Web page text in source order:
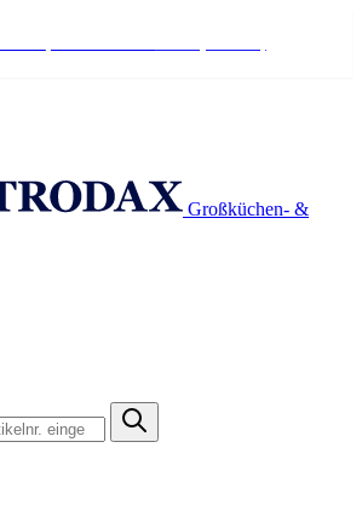
Großküchen- &